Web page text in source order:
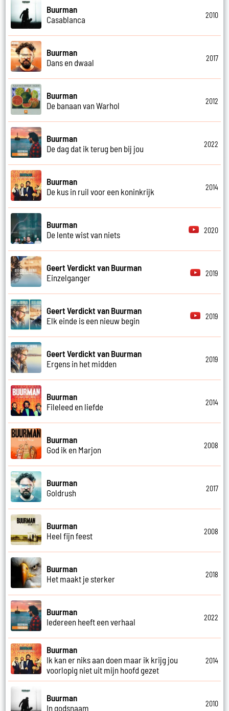
Buurman
Casablanca
2010
Buurman
Dans en dwaal
2017
Buurman
De banaan van Warhol
2012
Buurman
De dag dat ik terug ben bij jou
2022
Buurman
De kus in ruil voor een koninkrijk
2014
Buurman
De lente wist van niets
2020
Geert Verdickt van Buurman
Einzelganger
2019
Geert Verdickt van Buurman
Elk einde is een nieuw begin
2019
Geert Verdickt van Buurman
Ergens in het midden
2019
Buurman
Fileleed en liefde
2014
Buurman
God ik en Marjon
2008
Buurman
Goldrush
2017
Buurman
Heel fijn feest
2008
Buurman
Het maakt je sterker
2018
Buurman
Iedereen heeft een verhaal
2022
Buurman
Ik kan er niks aan doen maar ik krijg jou
voorlopig niet uit mijn hoofd gezet
2014
Buurman
In godsnaam
2010